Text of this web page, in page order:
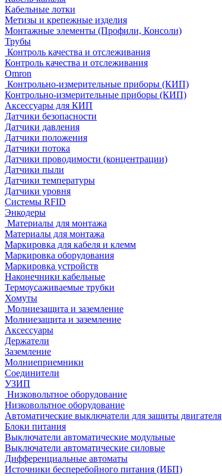
Кабельные лотки
Метизы и крепежные изделия
Монтажные элементы (Профили, Консоли)
Трубы
Контроль качества и отслеживания
Контроль качества и отслеживания
Omron
Контрольно-измерительные приборы (КИП)
Контрольно-измерительные приборы (КИП)
Аксессуары для КИП
Датчики безопасности
Датчики давления
Датчики положения
Датчики потока
Датчики проводимости (концентрации)
Датчики пыли
Датчики температуры
Датчики уровня
Системы RFID
Энкодеры
Материалы для монтажа
Материалы для монтажа
Маркировка для кабеля и клемм
Маркировка оборудования
Маркировка устройств
Наконечники кабельные
Термоусаживаемые трубки
Хомуты
Молниезащита и заземление
Молниезащита и заземление
Аксессуары
Держатели
Заземление
Молниеприемники
Соединители
УЗИП
Низковольтное оборудование
Низковольтное оборудование
Автоматические выключатели для защиты двигателя
Блоки питания
Выключатели автоматические модульные
Выключатели автоматические силовые
Дифференциальные автоматы
Источники бесперебойного питания (ИБП)